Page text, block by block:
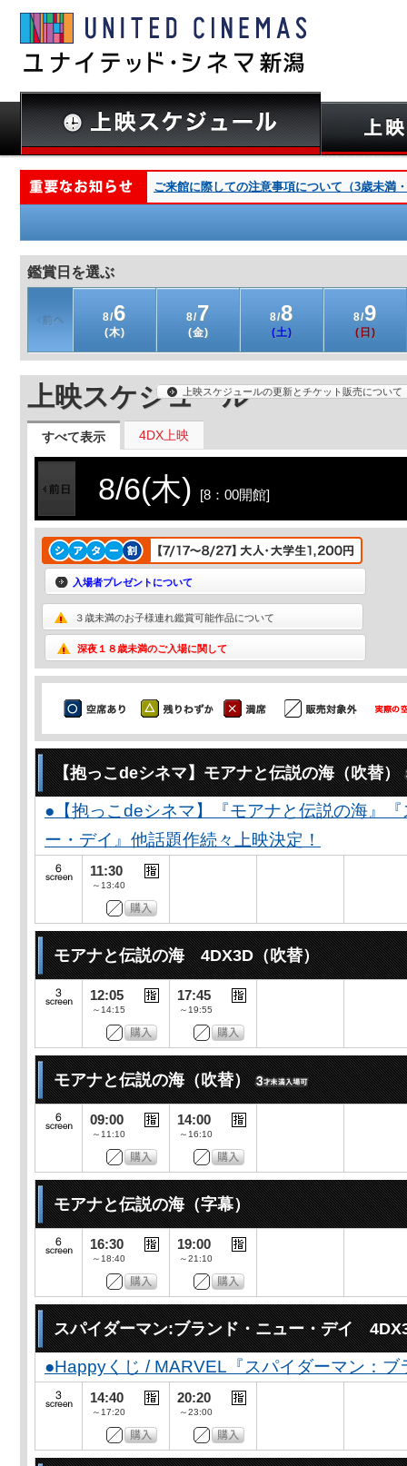
ご来館に際しての注意事項について（3歳未満
鑑賞日を選ぶ
8/6
(木)
8/7
(金)
8/8
(土)
8/9
(日)
上映スケジュール
すべて表示 4DX上映
上映スケジュールの更新とチケット販売について
8/6(木) [8：00開館]
入場者プレゼントについて
３歳未満のお子様連れ鑑賞可能作品について
深夜１８歳未満のご入場に関して
【抱っこdeシネマ】モアナと伝説の海（吹替）
●【抱っこdeシネマ】『モアナと伝説の海』
ー・デイ』他話題作続々上映決定！
11:30
～13:40
モアナと伝説の海 4DX3D（吹替）
12:05
～14:15
17:45
～19:55
モアナと伝説の海（吹替）
09:00
～11:10
14:00
～16:10
モアナと伝説の海（字幕）
16:30
～18:40
19:00
～21:10
スパイダーマン:ブランド・ニュー・デイ
●Happyくじ / MARVEL『スパイダーマン：
14:40
～17:20
20:20
～23:00